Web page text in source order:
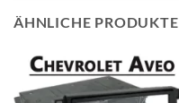
ÄHNLICHE PRODUKTE